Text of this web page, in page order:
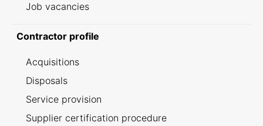
Job vacancies
Contractor profile
Acquisitions
Disposals
Service provision
Supplier certification procedure